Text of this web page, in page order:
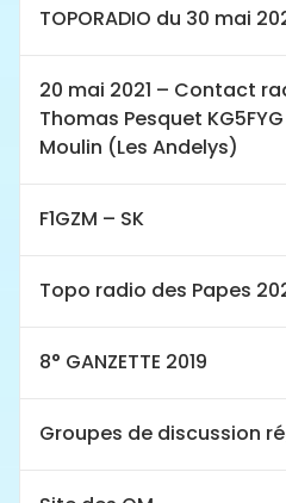
TOPORADIO du 30 mai
20 mai 2021 – Contact
Thomas Pesquet
Moulin (Les Andelys)
F1GZM – SK
Topo radio des Papes
8° GANZETTE 2019
Groupes de discussion